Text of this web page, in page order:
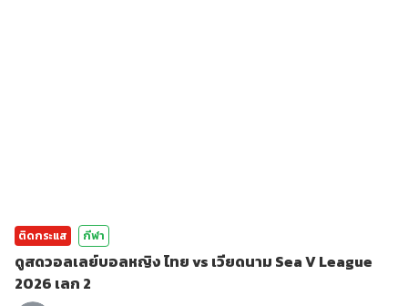
ติดกระแส กีฬา
ดูสดวอลเลย์บอลหญิง ไทย vs เวียดนาม Sea V League
2026 เลก 2